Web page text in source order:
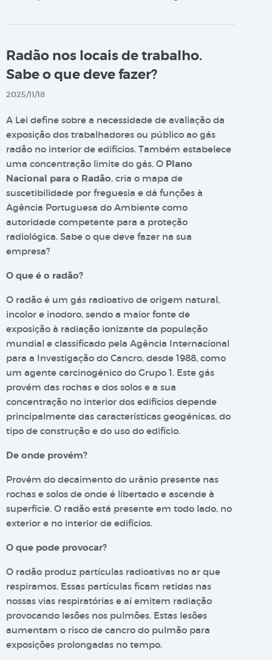
Radão nos locais de trabalho.
Sabe o que deve fazer?
2025/11/18
A Lei define sobre a necessidade de avaliação da
exposição dos trabalhadores ou público ao gás
radão no interior de edifícios. Também estabelece
uma concentração limite do gás. O Plano
Nacional para o Radão, cria o mapa de
suscetibilidade por freguesia e dá funções à
Agência Portuguesa do Ambiente como
autoridade competente para a proteção
radiológica. Sabe o que deve fazer na sua
empresa?
O que é o radão?
O radão é um gás radioativo de origem natural,
incolor e inodoro, sendo a maior fonte de
exposição à radiação ionizante da população
mundial e classificado pela Agência Internacional
para a Investigação do Cancro, desde 1988, como
um agente carcinogénico do Grupo 1. Este gás
provém das rochas e dos solos e a sua
concentração no interior dos edifícios depende
principalmente das características geogénicas, do
tipo de construção e do uso do edifício.
De onde provém?
Provém do decaimento do urânio presente nas
rochas e solos de onde é libertado e ascende à
superfície. O radão está presente em todo lado, no
exterior e no interior de edifícios.
O que pode provocar?
O radão produz partículas radioativas no ar que
respiramos. Essas partículas ficam retidas nas
nossas vias respiratórias e aí emitem radiação
provocando lesões nos pulmões. Estas lesões
aumentam o risco de cancro do pulmão para
exposições prolongadas no tempo.